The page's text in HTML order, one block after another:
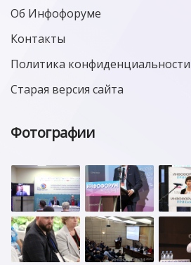
Об Инфофоруме
Контакты
Политика конфиденциальности
Старая версия сайта
Фотографии